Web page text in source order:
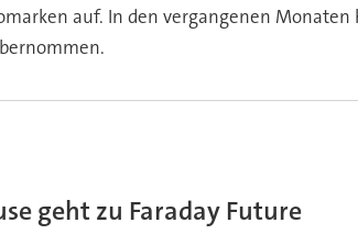
auf. In den vergangenen
geht zu Faraday Future